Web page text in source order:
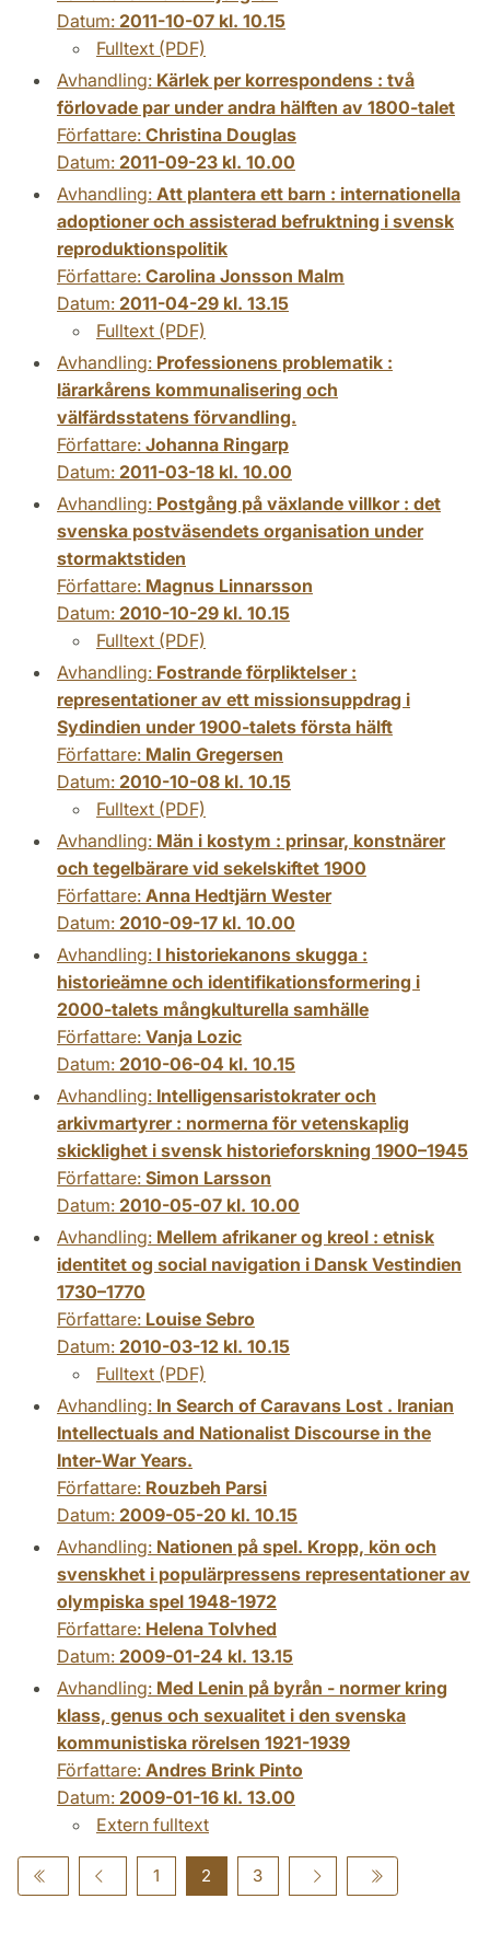
Datum: 2011-10-07 kl. 10.15
Fulltext (PDF)
Avhandling: Kärlek per korrespondens : två
förlovade par under andra hälften av 1800-talet
Författare: Christina Douglas
Datum: 2011-09-23 kl. 10.00
Avhandling: Att plantera ett barn : internationella
adoptioner och assisterad befruktning i svensk
reproduktionspolitik
Författare: Carolina Jonsson Malm
Datum: 2011-04-29 kl. 13.15
Fulltext (PDF)
Avhandling: Professionens problematik :
lärarkårens kommunalisering och
välfärdsstatens förvandling.
Författare: Johanna Ringarp
Datum: 2011-03-18 kl. 10.00
Avhandling: Postgång på växlande villkor : det
svenska postväsendets organisation under
stormaktstiden
Författare: Magnus Linnarsson
Datum: 2010-10-29 kl. 10.15
Fulltext (PDF)
Avhandling: Fostrande förpliktelser :
representationer av ett missionsuppdrag i
Sydindien under 1900-talets första hälft
Författare: Malin Gregersen
Datum: 2010-10-08 kl. 10.15
Fulltext (PDF)
Avhandling: Män i kostym : prinsar, konstnärer
och tegelbärare vid sekelskiftet 1900
Författare: Anna Hedtjärn Wester
Datum: 2010-09-17 kl. 10.00
Avhandling: I historiekanons skugga :
historieämne och identifikationsformering i
2000-talets mångkulturella samhälle
Författare: Vanja Lozic
Datum: 2010-06-04 kl. 10.15
Avhandling: Intelligensaristokrater och
arkivmartyrer : normerna för vetenskaplig
skicklighet i svensk historieforskning 1900–1945
Författare: Simon Larsson
Datum: 2010-05-07 kl. 10.00
Avhandling: Mellem afrikaner og kreol : etnisk
identitet og social navigation i Dansk Vestindien
1730–1770
Författare: Louise Sebro
Datum: 2010-03-12 kl. 10.15
Fulltext (PDF)
Avhandling: In Search of Caravans Lost . Iranian
Intellectuals and Nationalist Discourse in the
Inter-War Years.
Författare: Rouzbeh Parsi
Datum: 2009-05-20 kl. 10.15
Avhandling: Nationen på spel. Kropp, kön och
svenskhet i populärpressens representationer av
olympiska spel 1948-1972
Författare: Helena Tolvhed
Datum: 2009-01-24 kl. 13.15
Avhandling: Med Lenin på byrån - normer kring
klass, genus och sexualitet i den svenska
kommunistiska rörelsen 1921-1939
Författare: Andres Brink Pinto
Datum: 2009-01-16 kl. 13.00
Extern fulltext
1 2 3